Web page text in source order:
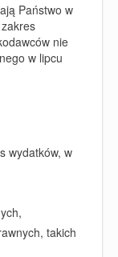
Państwo w
nie
w lipcu
wydatków, w
takich